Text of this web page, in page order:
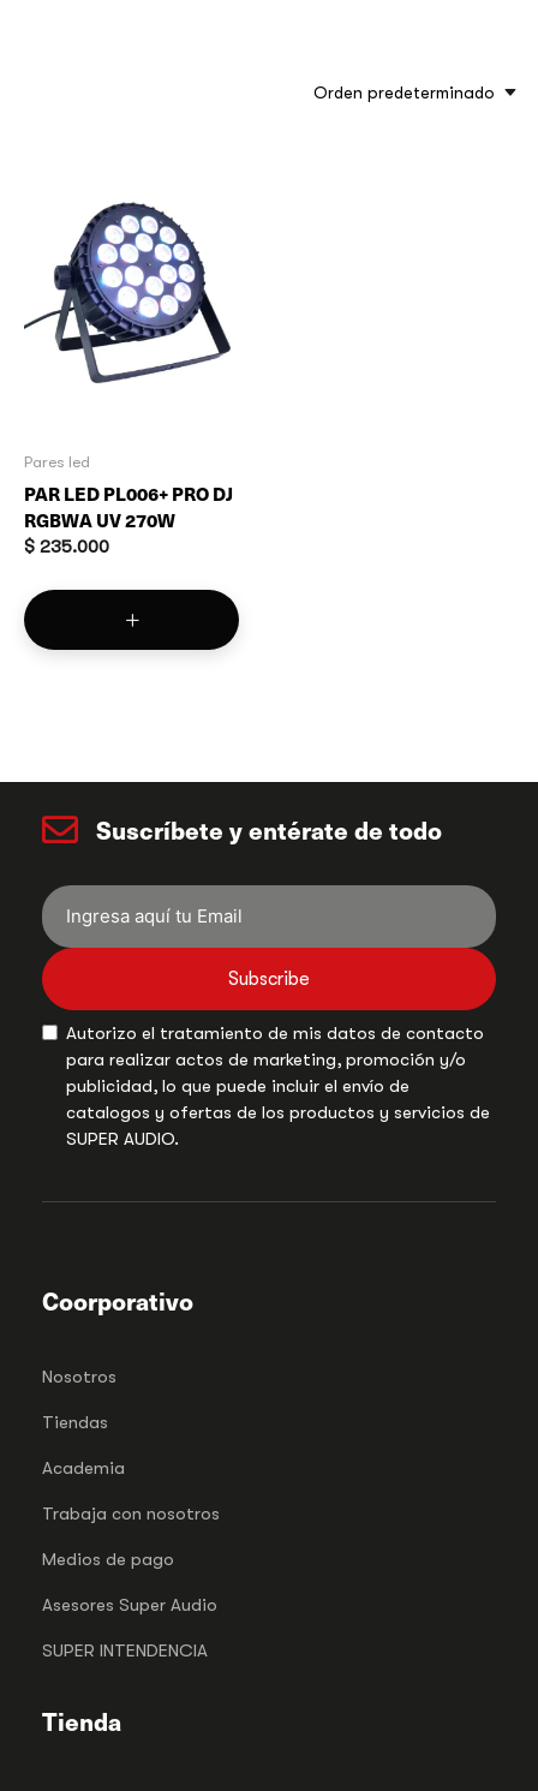
Orden predeterminado
Pares led
PAR LED PL006+ PRO DJ
RGBWA UV 270W
$ 235.000
Suscríbete y entérate de todo
Subscribe
Autorizo el tratamiento de mis datos de contacto
para realizar actos de marketing, promoción y/o
publicidad, lo que puede incluir el envío de
catalogos y ofertas de los productos y servicios de
SUPER AUDIO.
Coorporativo
Nosotros
Tiendas
Academia
Trabaja con nosotros
Medios de pago
Asesores Super Audio
SUPER INTENDENCIA
Tienda